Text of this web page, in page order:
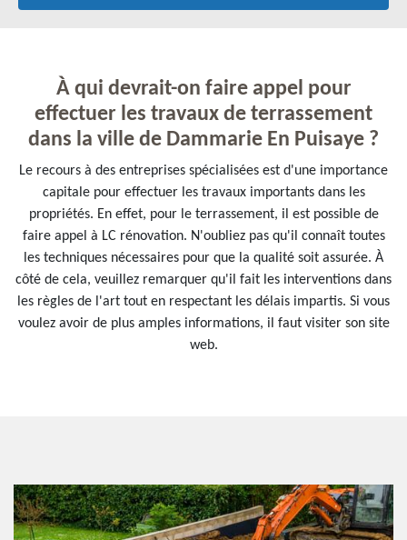
À qui devrait-on faire appel pour
effectuer les travaux de terrassement
dans la ville de Dammarie En Puisaye ?
Le recours à des entreprises spécialisées est d'une importance
capitale pour effectuer les travaux importants dans les
propriétés. En effet, pour le terrassement, il est possible de
faire appel à LC rénovation. N'oubliez pas qu'il connaît toutes
les techniques nécessaires pour que la qualité soit assurée. À
côté de cela, veuillez remarquer qu'il fait les interventions dans
les règles de l'art tout en respectant les délais impartis. Si vous
voulez avoir de plus amples informations, il faut visiter son site
web.